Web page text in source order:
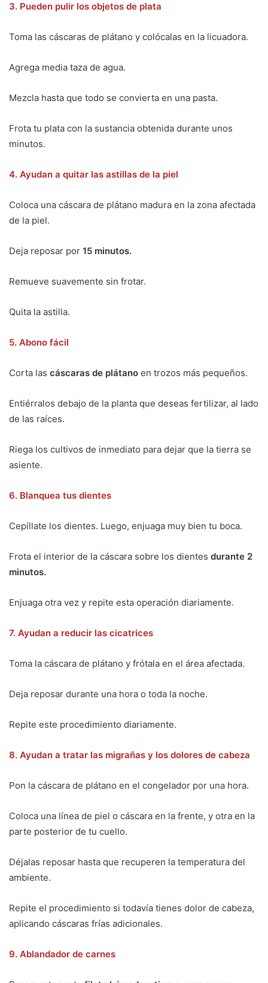
3. Pueden pulir los objetos de plata
Toma las cáscaras de plátano y colócalas en la licuadora.
Agrega media taza de agua.
Mezcla hasta que todo se convierta en una pasta.
Frota tu plata con la sustancia obtenida durante unos
minutos.
4. Ayudan a quitar las astillas de la piel
Coloca una cáscara de plátano madura en la zona afectada
de la piel.
Deja reposar por 15 minutos.
Remueve suavemente sin frotar.
Quita la astilla.
5. Abono fácil
Corta las cáscaras de plátano en trozos más pequeños.
Entiérralos debajo de la planta que deseas fertilizar, al lado
de las raíces.
Riega los cultivos de inmediato para dejar que la tierra se
asiente.
6. Blanquea tus dientes
Cepíllate los dientes. Luego, enjuaga muy bien tu boca.
Frota el interior de la cáscara sobre los dientes durante 2
minutos.
Enjuaga otra vez y repite esta operación diariamente.
7. Ayudan a reducir las cicatrices
Toma la cáscara de plátano y frótala en el área afectada.
Deja reposar durante una hora o toda la noche.
Repite este procedimiento diariamente.
8. Ayudan a tratar las migrañas y los dolores de cabeza
Pon la cáscara de plátano en el congelador por una hora.
Coloca una línea de piel o cáscara en la frente, y otra en la
parte posterior de tu cuello.
Déjalas reposar hasta que recuperen la temperatura del
ambiente.
Repite el procedimiento si todavía tienes dolor de cabeza,
aplicando cáscaras frías adicionales.
9. Ablandador de carnes